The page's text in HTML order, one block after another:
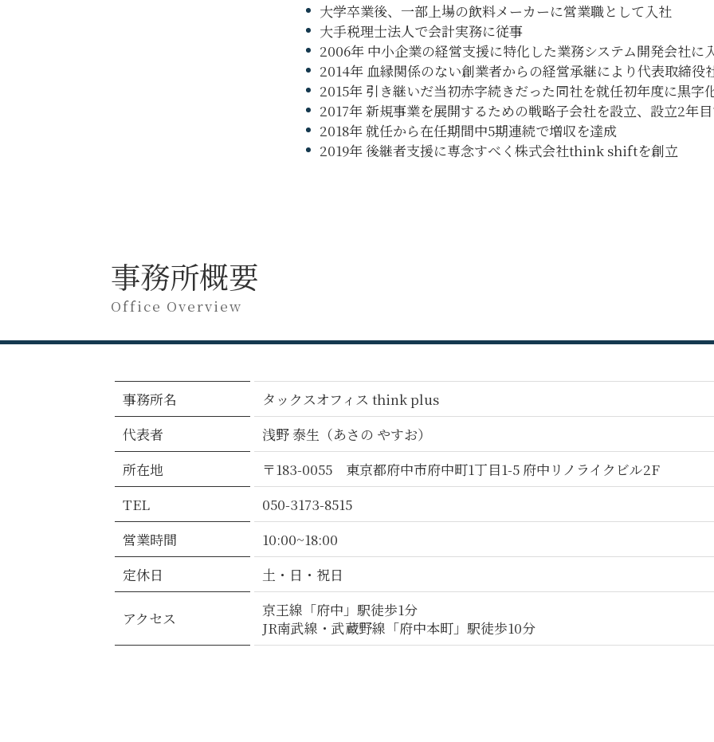
大学卒業後、一部上場の飲料メーカーに営業職として入社
大手税理士法人で会計実務に従事
2006年 中小企業の経営支援に特化した業務システム開発会社に
2014年 血縁関係のない創業者からの経営承継により代表取締役
2015年 引き継いだ当初赤字続きだった同社を就任初年度に黒字
2017年 新規事業を展開するための戦略子会社を設立、設立2年
2018年 就任から在任期間中5期連続で増収を達成
2019年 後継者支援に専念すべく株式会社think shiftを創立
事務所概要
Office Overview
事務所名
タックスオフィス think plus
代表者
浅野 泰生（あさの やすお）
所在地
〒183-0055 東京都府中市府中町1丁目1-5 府中リノライクビル2F
TEL
050-3173-8515
営業時間
10:00~18:00
定休日
土・日・祝日
アクセス
京王線「府中」駅徒歩1分
JR南武線・武蔵野線「府中本町」駅徒歩10分